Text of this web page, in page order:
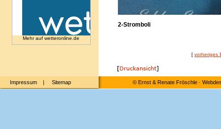
2-Stromboli
[ vorheriges
Mehr auf wetteronline.de
Impressum | Sitemap © Ernst & Renate Fröschle·